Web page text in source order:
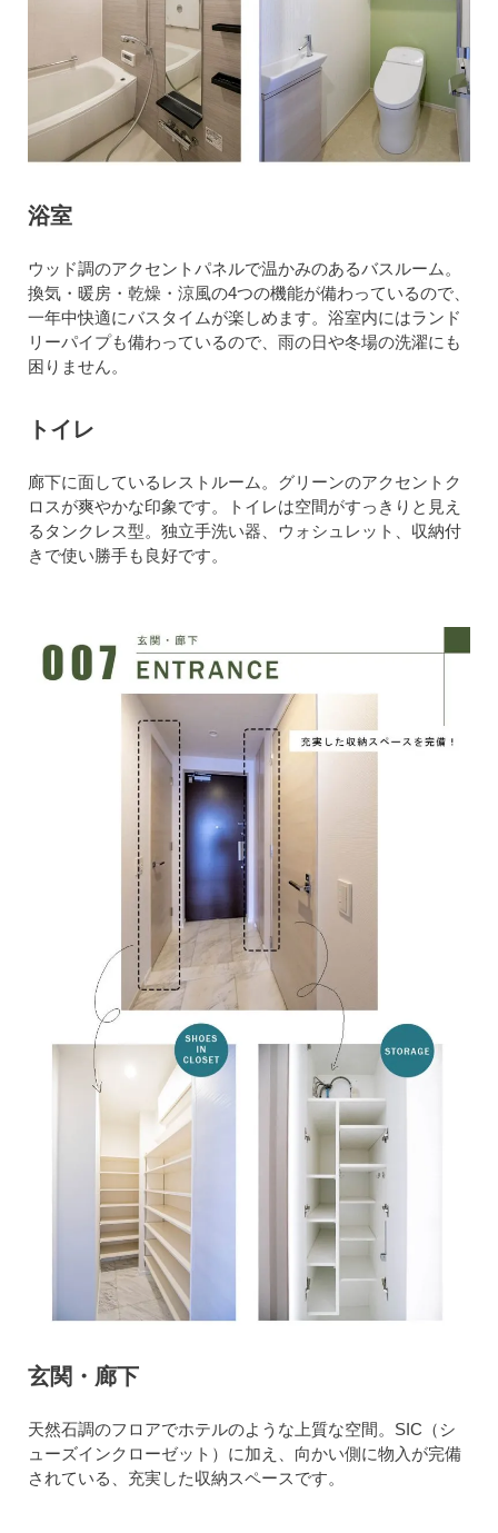
浴室
ウッド調のアクセントパネルで温かみのあるバスルーム。
換気・暖房・乾燥・涼風の4つの機能が備わっているので、
一年中快適にバスタイムが楽しめます。浴室内にはランド
リーパイプも備わっているので、雨の日や冬場の洗濯にも
困りません。
トイレ
廊下に面しているレストルーム。グリーンのアクセントク
ロスが爽やかな印象です。トイレは空間がすっきりと見え
るタンクレス型。独立手洗い器、ウォシュレット、収納付
きで使い勝手も良好です。
玄関・廊下
天然石調のフロアでホテルのような上質な空間。SIC（シ
ューズインクローゼット）に加え、向かい側に物入が完備
されている、充実した収納スペースです。